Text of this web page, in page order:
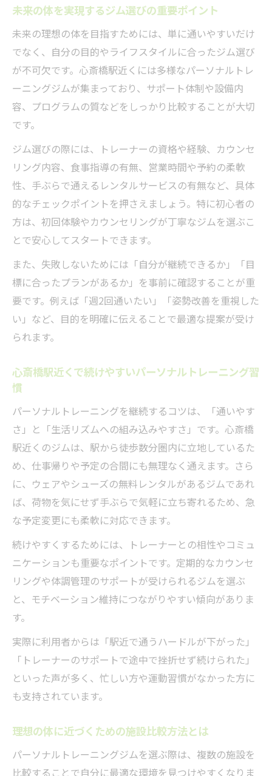
続けやすいパーソナルトレーニングのスケ
ジュール作成術
自己流との違いを実感する通い方のポイン
ト
成功するにはどんなサポートが必要か徹底分析
パーソナルトレーニングの効果を高めるサ
サポート体制が充実したジムの選び方と基
準
未来の体を実現するための食事指導の重要
性
続けやすいパーソナルトレーニングのサポ
ート事例
理想の体づくりに役立つ個別サポートの特
徴とは
心斎橋駅付近で継続しやすい方法とは
パーソナルトレーニングを続けるための環
未来の体を目指す継続のコツと工夫を紹介
グのポイント
継続できる仕組みがあるジムの特徴と見極
め方
パーソナルトレーニングの続けやすさを見極め
るコツ
続けやすいパーソナルトレーニングの選び
未来の体を目指すジム継続の秘訣と判断基
準
自分に合ったパーソナルトレーニングの見
サポート体制で差が出る継続力向上の理由
パーソナルトレーニングの継続失敗例と対
策法
未来の体を実現するジム選びの重要ポイント
未来の理想の体を目指すためには、単に通いやすいだけ
でなく、自分の目的やライフスタイルに合ったジム選び
が不可欠です。心斎橋駅近くには多様なパーソナルトレ
ーニングジムが集まっており、サポート体制や設備内
容、プログラムの質などをしっかり比較することが大切
です。
ジム選びの際には、トレーナーの資格や経験、カウンセ
リング内容、食事指導の有無、営業時間や予約の柔軟
性、手ぶらで通えるレンタルサービスの有無など、具体
的なチェックポイントを押さえましょう。特に初心者の
方は、初回体験やカウンセリングが丁寧なジムを選ぶこ
とで安心してスタートできます。
また、失敗しないためには「自分が継続できるか」「目
標に合ったプランがあるか」を事前に確認することが重
要です。例えば「週2回通いたい」「姿勢改善を重視した
い」など、目的を明確に伝えることで最適な提案が受け
られます。
心斎橋駅近くで続けやすいパーソナルトレーニング習
慣
パーソナルトレーニングを継続するコツは、「通いやす
さ」と「生活リズムへの組み込みやすさ」です。心斎橋
駅近くのジムは、駅から徒歩数分圏内に立地しているた
め、仕事帰りや予定の合間にも無理なく通えます。さら
に、ウェアやシューズの無料レンタルがあるジムであれ
ば、荷物を気にせず手ぶらで気軽に立ち寄れるため、急
な予定変更にも柔軟に対応できます。
続けやすくするためには、トレーナーとの相性やコミュ
ニケーションも重要なポイントです。定期的なカウンセ
リングや体調管理のサポートが受けられるジムを選ぶ
と、モチベーション維持につながりやすい傾向がありま
す。
実際に利用者からは「駅近で通うハードルが下がった」
「トレーナーのサポートで途中で挫折せず続けられた」
といった声が多く、忙しい方や運動習慣がなかった方に
も支持されています。
理想の体に近づくための施設比較方法とは
パーソナルトレーニングジムを選ぶ際は、複数の施設を
比較することで自分に最適な環境を見つけやすくなりま